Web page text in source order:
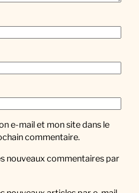
e-mail et mon site dans le
commentaire.
nouveaux commentaires par